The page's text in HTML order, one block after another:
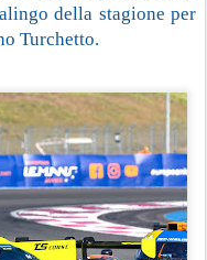
della stagione per
Turchetto.